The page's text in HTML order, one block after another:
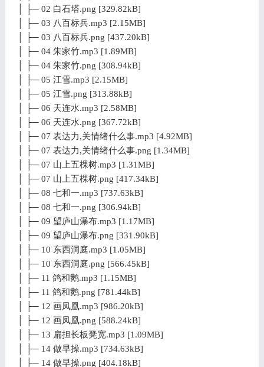
│ ├─ 02 白石塔.png [329.82kB]
│ ├─ 03 八百标兵.mp3 [2.15MB]
│ ├─ 03 八百标兵.png [437.20kB]
│ ├─ 04 朱家竹.mp3 [1.89MB]
│ ├─ 04 朱家竹.png [308.94kB]
│ ├─ 05 江雪.mp3 [2.15MB]
│ ├─ 05 江雪.png [313.88kB]
│ ├─ 06 天连水.mp3 [2.58MB]
│ ├─ 06 天连水.png [367.72kB]
│ ├─ 07 表达力,关情绪什么事.mp3 [4.92MB]
│ ├─ 07 表达力,关情绪什么事.png [1.34MB]
│ ├─ 07 山上五棵树.mp3 [1.31MB]
│ ├─ 07 山上五棵树.png [417.34kB]
│ ├─ 08 七和一.mp3 [737.63kB]
│ ├─ 08 七和一.png [306.94kB]
│ ├─ 09 望庐山瀑布.mp3 [1.17MB]
│ ├─ 09 望庐山瀑布.png [331.90kB]
│ ├─ 10 东西洞庭.mp3 [1.05MB]
│ ├─ 10 东西洞庭.png [566.45kB]
│ ├─ 11 鸽和鹅.mp3 [1.15MB]
│ ├─ 11 鸽和鹅.png [781.44kB]
│ ├─ 12 画凤凰.mp3 [986.20kB]
│ ├─ 12 画凤凰.png [588.24kB]
│ ├─ 13 扁担长板凳宽.mp3 [1.09MB]
│ ├─ 14 做早操.mp3 [734.63kB]
│ ├─ 14 做早操.png [404.18kB]